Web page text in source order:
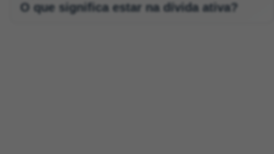
O que significa estar na dívida ativa?